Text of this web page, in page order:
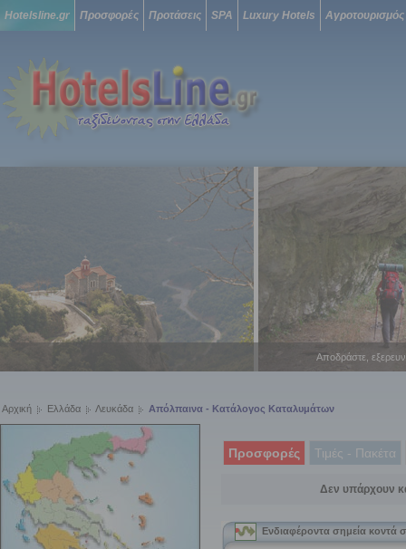
Hotelsline.gr Προσφορές Προτάσεις SPA Luxury Hotels Αγροτουρισμός
Αποδράστε,
Αρχική Ελλάδα Λευκάδα Απόλπαινα - Κατάλογος Καταλυμάτων
Προσφορές Τιμές - Πακέτα
Δεν υπάρχουν